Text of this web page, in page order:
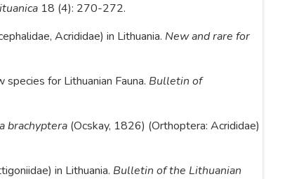
18 (4): 270-272.
Acrididae) in Lithuania. New and rare for
for Lithuanian Fauna. Bulletin of
brachyptera (Ocskay, 1826) (Orthoptera: Acrididae)
in Lithuania. Bulletin of the Lithuanian